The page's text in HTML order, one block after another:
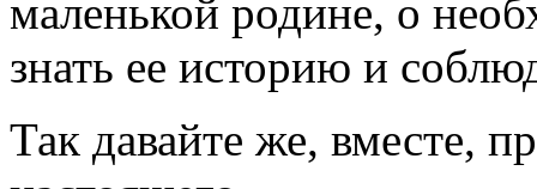
маленькой родине, о
знать ее историю и
Так давайте же, вместе,